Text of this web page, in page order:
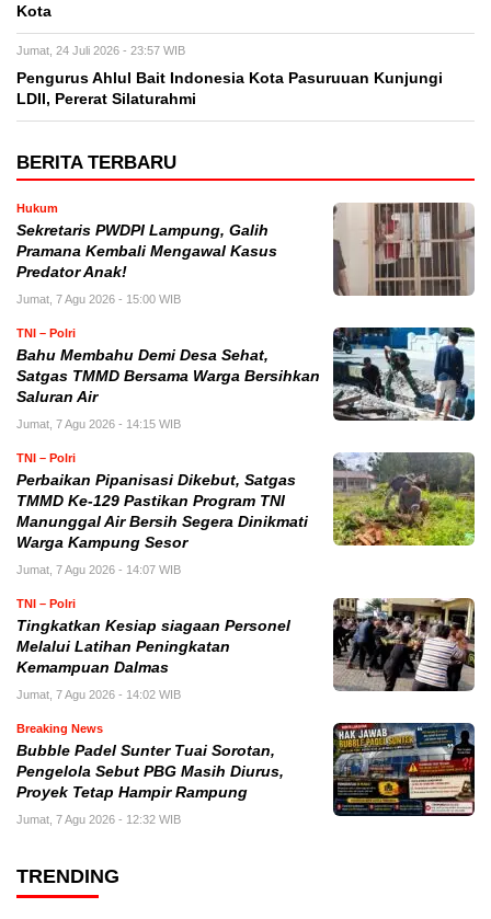
Kota
Jumat, 24 Juli 2026 - 23:57 WIB
Pengurus Ahlul Bait Indonesia Kota Pasuruuan Kunjungi
LDII, Pererat Silaturahmi
BERITA TERBARU
Hukum
Sekretaris PWDPI Lampung, Galih
Pramana Kembali Mengawal Kasus
Predator Anak!
Jumat, 7 Agu 2026 - 15:00 WIB
TNI – Polri
Bahu Membahu Demi Desa Sehat,
Satgas TMMD Bersama Warga Bersihkan
Saluran Air
Jumat, 7 Agu 2026 - 14:15 WIB
TNI – Polri
Perbaikan Pipanisasi Dikebut, Satgas
TMMD Ke-129 Pastikan Program TNI
Manunggal Air Bersih Segera Dinikmati
Warga Kampung Sesor
Jumat, 7 Agu 2026 - 14:07 WIB
TNI – Polri
Tingkatkan Kesiap siagaan Personel
Melalui Latihan Peningkatan
Kemampuan Dalmas
Jumat, 7 Agu 2026 - 14:02 WIB
Breaking News
Bubble Padel Sunter Tuai Sorotan,
Pengelola Sebut PBG Masih Diurus,
Proyek Tetap Hampir Rampung
Jumat, 7 Agu 2026 - 12:32 WIB
TRENDING